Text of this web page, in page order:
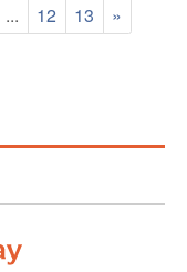
... 12 13 »